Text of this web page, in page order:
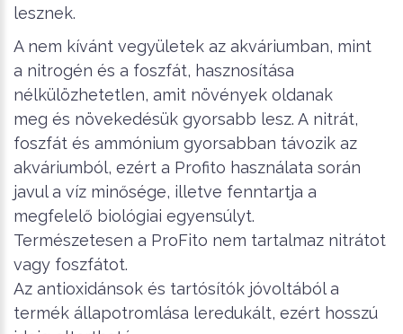
lesznek.
A nem kívánt vegyületek az akváriumban, mint
a nitrogén és a foszfát, hasznosítása
nélkülözhetetlen, amit növények oldanak
meg és növekedésük gyorsabb lesz. A nitrát,
foszfát és ammónium gyorsabban távozik az
akváriumból, ezért a Profito használata során
javul a víz minősége, illetve fenntartja a
megfelelő biológiai egyensúlyt.
Természetesen a ProFito nem tartalmaz nitrátot
vagy foszfátot.
Az antioxidánsok és tartósítók jóvoltából a
termék állapotromlása leredukált, ezért hosszú